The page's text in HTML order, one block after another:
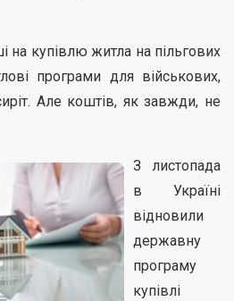
на купівлю житла на пільгових
програми для військових,
Але коштів, як завжди, не
З листопада
в Україні
відновили
державну
програму
купівлі